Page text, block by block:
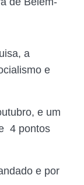
a
e
e um
4 pontos
e por